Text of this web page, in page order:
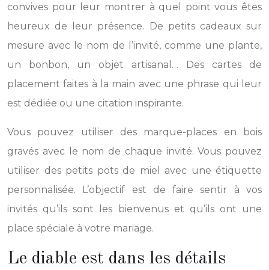
convives pour leur montrer à quel point vous êtes
heureux de leur présence. De petits cadeaux sur
mesure avec le nom de l’invité, comme une plante,
un bonbon, un objet artisanal… Des cartes de
placement faites à la main avec une phrase qui leur
est dédiée ou une citation inspirante.
Vous pouvez utiliser des marque-places en bois
gravés avec le nom de chaque invité. Vous pouvez
utiliser des petits pots de miel avec une étiquette
personnalisée. L’objectif est de faire sentir à vos
invités qu’ils sont les bienvenus et qu’ils ont une
place spéciale à votre mariage.
Le diable est dans les détails